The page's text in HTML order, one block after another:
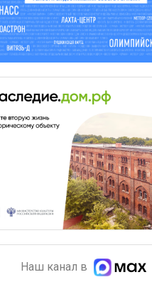
Наш канал в